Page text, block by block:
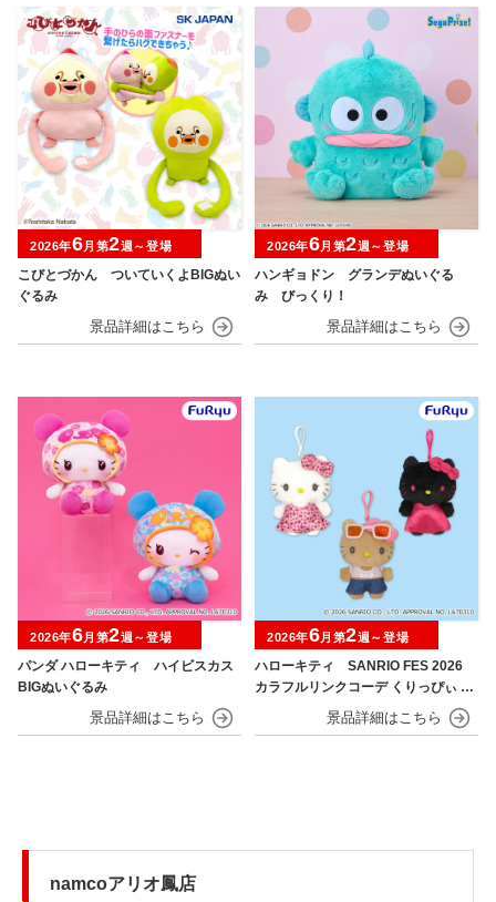
こびとづかん ついていくよBIGぬい
ぐるみ
2026年6月第2週～登場
ハンギョドン グランデぬいぐる
み びっくり！
2026年6月第2週～登場
パンダ ハローキティ ハイビスカス
BIGぬいぐるみ
2026年6月第2週～登場
ハローキティ SANRIO FES 2026
カラフルリンクコーデ くりっぴぃ ぬ
2026年6月第2週～登場
namcoアリオ鳳店